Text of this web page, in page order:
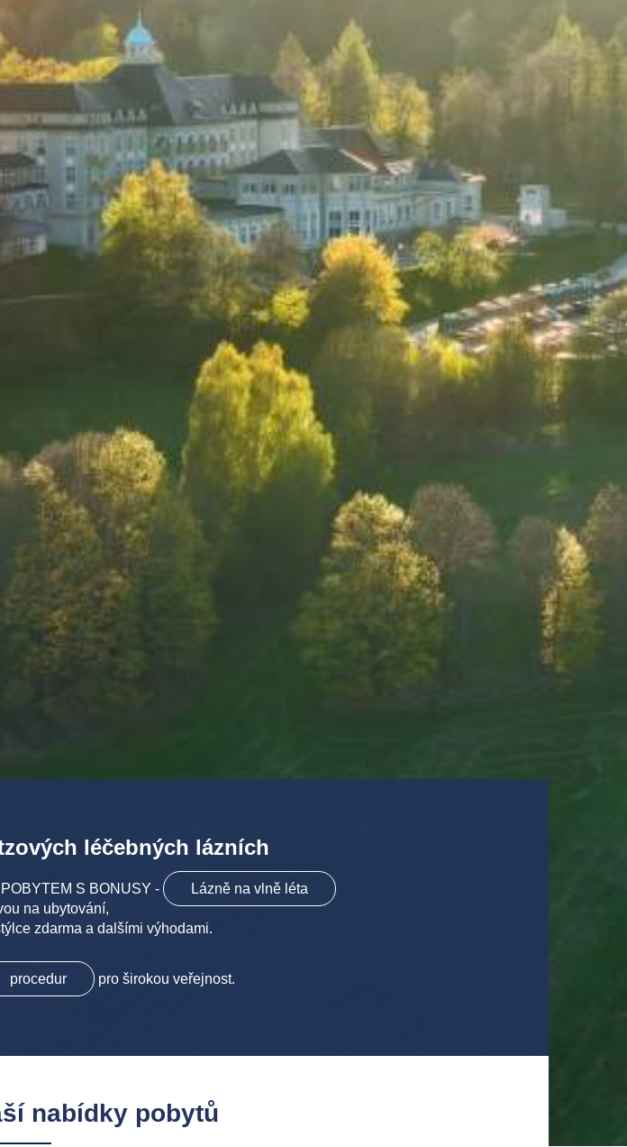
léčebných lázních
S BONUSY -
Lázně na vlně léta
na ubytování,
zdarma a dalšími výhodami.
procedur pro širokou veřejnost.
nabídky pobytů